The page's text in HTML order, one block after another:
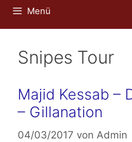
Menü
Snipes Tour
Majid Kessab –
– Gillanation
04/03/2017 von Admin